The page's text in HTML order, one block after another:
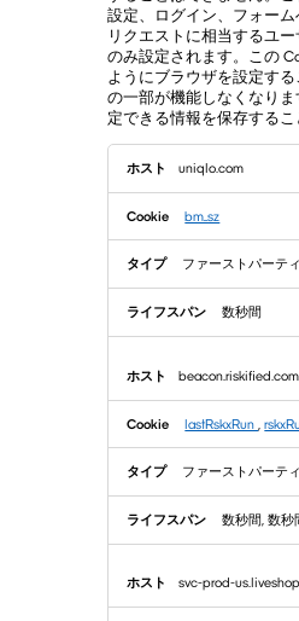
設定、ログイン、フォー
リクエストに相当するユ
のみ設定されます。この
ようにブラウザを設定す
の一部が機能しなくなり
定できる情報を保存するこ
厳
に
要
Cookie
uniqlo.com
bm_sz
ファーストパーティ
数秒間
beacon.riskified.com
lastRskxRun,
ファーストパーティ
数秒間, 数秒
svc-prod-